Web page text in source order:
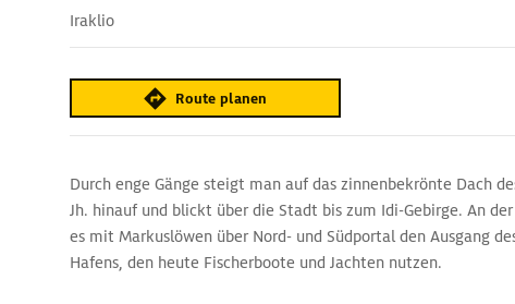
Iraklio
Route planen
Durch enge Gänge steigt man auf das zinnenbekrönte Dach
Jh. hinauf und blickt über die Stadt bis zum Idi-Gebirge. An
es mit Markuslöwen über Nord- und Südportal den Ausgang
Hafens, den heute Fischerboote und Jachten nutzen.